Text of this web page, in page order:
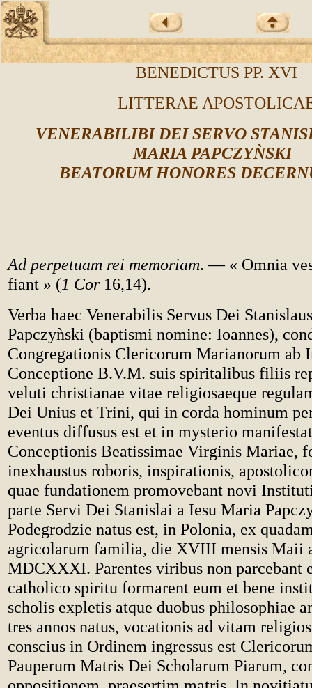
BENEDICTUS PP. XVI
LITTERAE
VENERABILIBI DEI SERVO
MARIA PAPCZYǸSKI
BEATORUM HONORES
Ad perpetuam rei memoriam. — « Omnia
fiant » (1 Cor16,14).
Verba haec Venerabilis Servus Dei
Papczyǹski (baptismi nomine: Ioannes),
Congregationis Clericorum Marianorum ab
Conceptione B.V.M. suis spiritalibus filiis
veluti christianae vitae religiosaeque
Dei Unius et Trini, qui in corda hominum
eventus diffusus est et in mysterio
Conceptionis Beatissimae Virginis Mariae,
inexhaustus roboris, inspirationis,
quae fundationem promovebant novi
parte Servi Dei Stanislai a Iesu Maria
Podegrodzie natus est, in Polonia, ex
agricolarum familia, die XVIII mensis Maii
MDCXXXI. Parentes viribus non parcebant
catholico spiritu formarent eum et bene
scholis expletis atque duobus philosophiae
tres annos natus, vocationis ad vitam
conscius in Ordinem ingressus est
Pauperum Matris Dei Scholarum Piarum,